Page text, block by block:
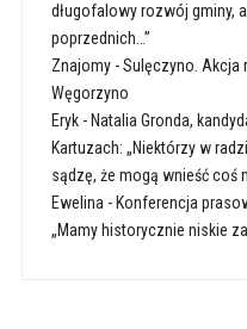
długofalowy rozwój gminy,
poprzednich…”
Znajomy-Sulęczyno. Akcja
Węgorzyno
Eryk- Natalia Gronda,
Kartuzach: „Niektórzy w
sądzę, że mogą wnieść coś
Ewelina - Konferencja
„Mamy historycznie niskie